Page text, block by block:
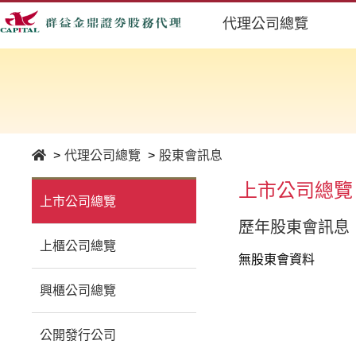
代理公司總覽
代理公司總覽 股東會訊息
上市公司總覽
上櫃公司總覽
興櫃公司總覽
公開發行公司
上市公司總覽
歷年股東會訊息
無股東會資料